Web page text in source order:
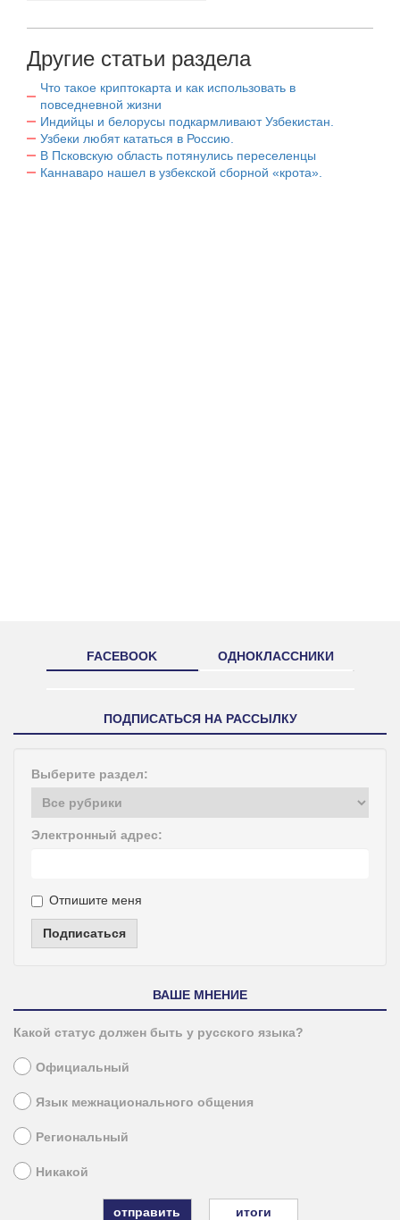
Другие статьи раздела
Что такое криптокарта и как использовать в
повседневной жизни
Индийцы и белорусы подкармливают Узбекистан.
Узбеки любят кататься в Россию.
В Псковскую область потянулись переселенцы
Каннаваро нашел в узбекской сборной «крота».
FACEBOOK ОДНОКЛАССНИКИ
ПОДПИСАТЬСЯ НА РАССЫЛКУ
Выберите раздел:
Электронный адрес:
Отпишите меня
Подписаться
ВАШЕ МНЕНИЕ
Какой статус должен быть у русского языка?
Официальный
Язык межнационального общения
Региональный
Никакой
итоги